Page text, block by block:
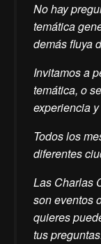
No hay
temática
demás fluya
Invitamos a
temática, o
experiencia
Todos los
diferentes
Las Charlas
son eventos
quieres
tus